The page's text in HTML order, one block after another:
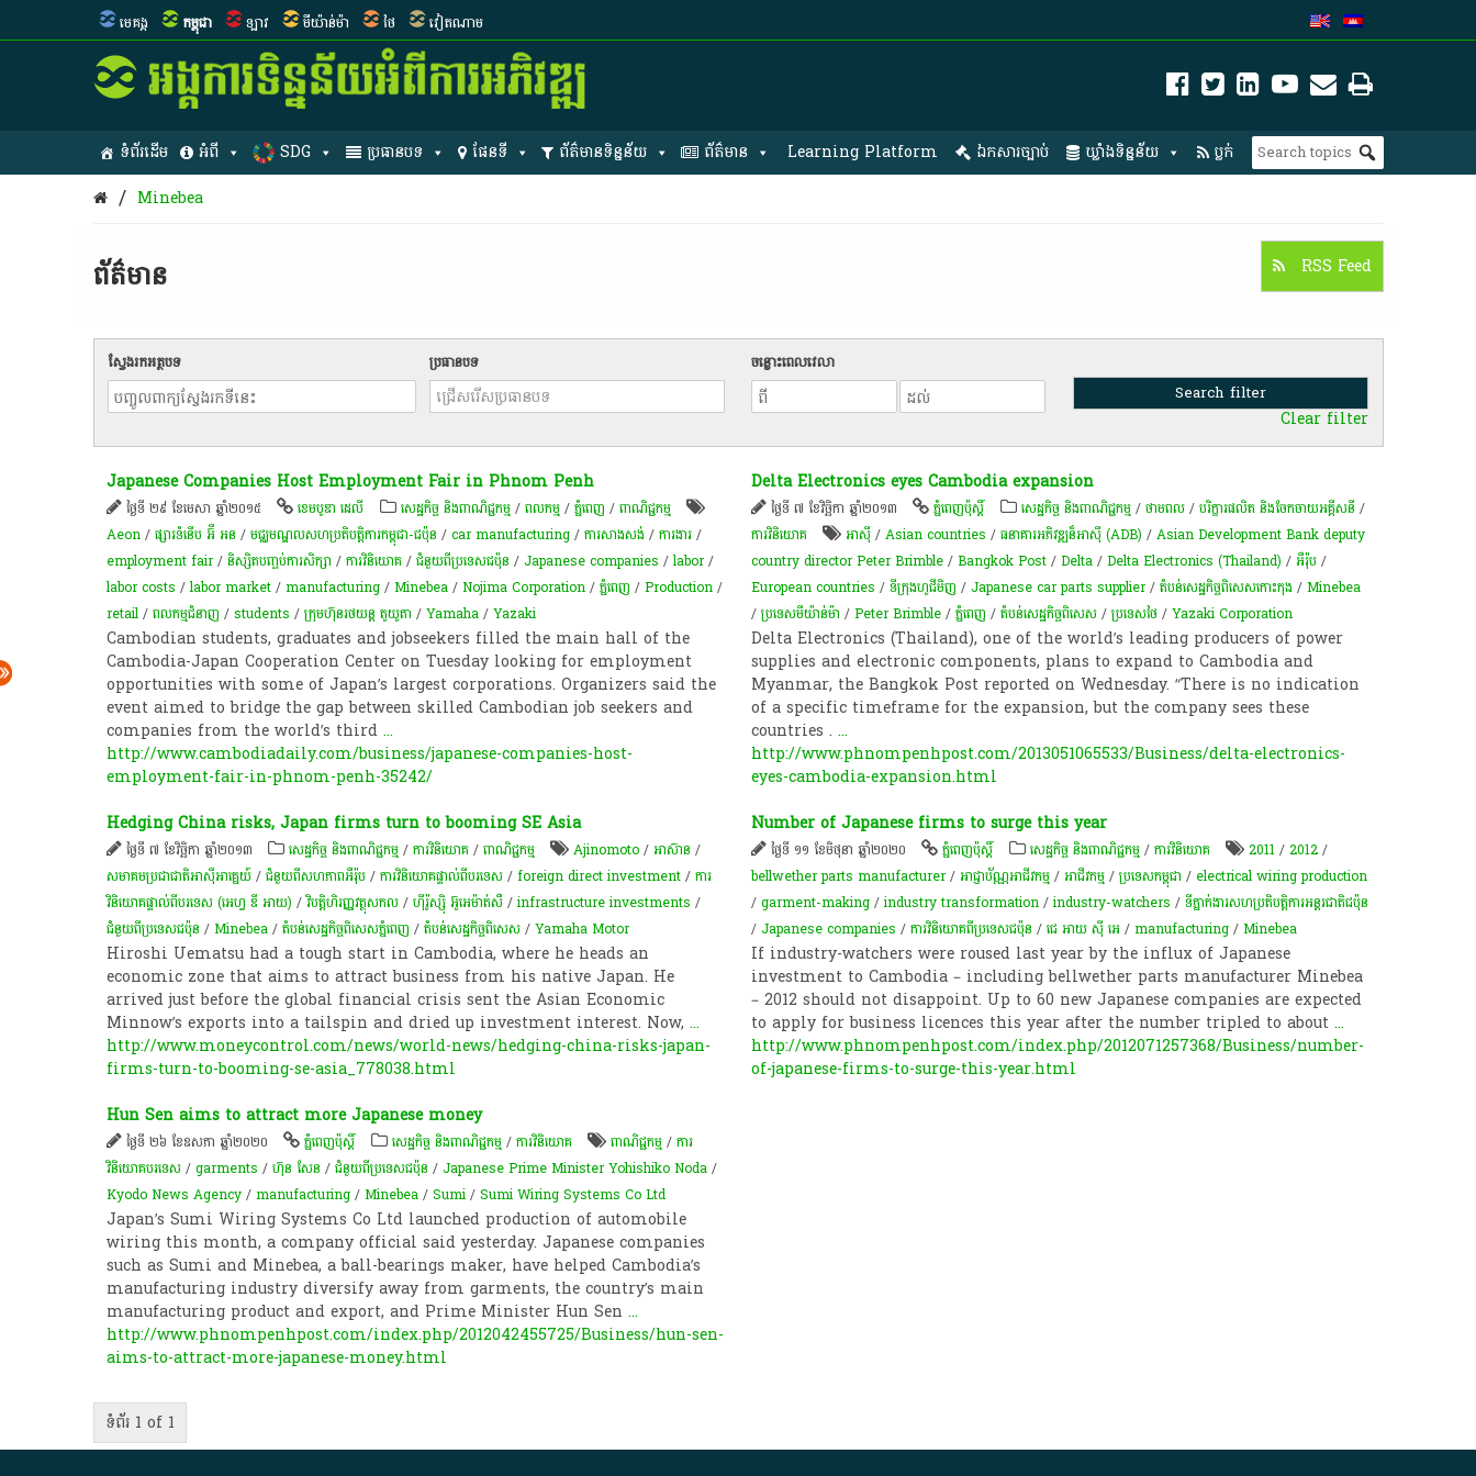
មេគង្គ កម្ពុជា ឡាវ មីយ៉ាន់ម៉ា ថៃ វៀតណាម
ទំព័រដើម អំពី SDG ប្រធានបទ ផែនទី ព័ត៌មានទិន្នន័យ ព័ត៌មាន Learning Platform ឯកសារច្បាប់ ឃ្លាំងទិន្នន័យ ប្លក់
/ Minebea
ព័ត៌មាន​ RSS Feed
ស្វែងរកអត្ថបទ ប្រធានបទ ចន្លោះពេលវេលា
Clear filter
Japanese Companies Host Employment Fair in Phnom Penh
ថ្ងៃទី ២៩ ខែមេសា ឆ្នាំ២០១៥ ខេមបូឌា ដេលី សេដ្ឋកិច្ច និងពាណិជ្ជកម្ម/ពល​កម្ម/ភ្នំពេញ /ពាណិជ្ជកម្ម
Aeon/ផ្សារទំនើប អ៊ី អន /មជ្ឈមណ្ឌល​សហ​​ប្រតិបត្តិការ​កម្ពុជា​-ជប៉ុន /car manufacturing/ការសាងសង់ /ការងារ/
employment fair/និស្សិតបញ្ចប់ការសិក្សា /ការវិនិយោគ/ជំនួយពីប្រទេសជប៉ុន /Japanese companies /labor/
labor costs /labor market/manufacturing/Minebea/Nojima Corporation/ភ្នំពេញ /Production/
retail/ពលកម្មជំនាញ /students /ក្រុមហ៊ុនរថយន្ត តូយូតា /Yamaha/Yazaki
Cambodian students, graduates and jobseekers filled the main hall of the
Cambodia-Japan Cooperation Center on Tuesday looking for employment
opportunities with some of Japan’s largest corporations. Organizers said the
event aimed to bridge the gap between skilled Cambodian job seekers and
companies from the world’s third ...
http://www.cambodiadaily.com/business/japanese-companies-host-
employment-fair-in-phnom-penh-35242/
Delta Electronics eyes Cambodia expansion
ថ្ងៃទី ៧ ខែវិច្ឆិកា ឆ្នាំ២០១៣ ភ្នំពេញប៉ុស្តិ៍ សេដ្ឋកិច្ច និងពាណិជ្ជកម្ម/ថាមពល/បរិក្ខារផលិត និងចែកចាយអគ្គីសនី /
ការវិនិយោគ
អាស៊ី/Asian countries /ធនាគារអភិវឌ្ឍន៏អាស៊ី (ADB) /Asian Development Bank deputy
country director Peter Brimble/Bangkok Post/Delta/Delta Electronics (Thailand) /អឺរ៉ុប/
European countries /ទីក្រុងហូជីមិញ /Japanese car parts supplier/តំបន់​​​សេដ្ឋ​​​កិច្ច​​​ពិសេស​​​កោះ​​​កុង​​​ /Minebea
/ប្រទេសមីយ៉ាន់ម៉ា /Peter Brimble/ភ្នំពេញ /តំបន់សេដ្ឋកិច្ចពិសេស/ប្រទេសថៃ /Yazaki Corporation
Delta Electronics (Thailand), one of the world’s leading producers of power
supplies and electronic components, plans to expand to Cambodia and
Myanmar, the Bangkok Post reported on Wednesday. “There is no indication
of a specific timeframe for the expansion, but the company sees these
countries ....
http://www.phnompenhpost.com/2013051065533/Business/delta-electronics-
eyes-cambodia-expansion.html
Hedging China risks, Japan firms turn to booming SE Asia
ថ្ងៃទី ៧ ខែវិច្ឆិកា ឆ្នាំ២០១៣ សេដ្ឋកិច្ច និងពាណិជ្ជកម្ម/ការវិនិយោគ/ពាណិជ្ជកម្ម Ajinomoto/អាស៊ាន /
សមាគមប្រជាជាតិអាស៊ីអាគ្នេយ៍/ជំនួយពីសហភាពអឺរ៉ុប/ការវិនិយោគផ្ទាល់ពីបរទេស/foreign direct investment/ការ
វិនិយោគផ្ទាល់ពីបរទេស (អេហ្វ ឌី អាយ) /វិបត្តិហិរញ្ញវត្ថុសកល/ហ៊ីរ៉ូស្ស៊ិ អ៊ូអេម៉ាត់សឺ/infrastructure investments /
ជំនួយពីប្រទេសជប៉ុន /Minebea/តំបន់​សេដ្ឋកិច្ច​ពិសេសភ្នំពេញ /តំបន់សេដ្ឋកិច្ចពិសេស/Yamaha Motor
Hiroshi Uematsu had a tough start in Cambodia, where he heads an
economic zone that aims to attract business from his native Japan. He
arrived just before the global financial crisis sent the Asian Economic
Minnow’s exports into a tailspin and dried up investment interest. Now, ...
http://www.moneycontrol.com/news/world-news/hedging-china-risks-japan-
firms-turn-to-booming-se-asia_778038.html
Number of Japanese firms to surge this year
ថ្ងៃទី ១១ ខែមិថុនា ឆ្នាំ២០២០ ភ្នំពេញប៉ុស្តិ៍ សេដ្ឋកិច្ច និងពាណិជ្ជកម្ម/ការវិនិយោគ 2011/2012/
bellwether parts manufacturer/អាជ្ញាប័ណ្ណអាជីវកម្ម/អាជីវកម្ម/ប្រទេសកម្ពុជា / electrical wiring production
/garment-making/industry transformation/industry-watchers /ទីភ្នាក់ងារ​សហប្រតិបត្តិការ​អន្តរជាតិ​ជប៉ុន
/Japanese companies /​ការវិនិយោគ​ពី​ប្រទេស​ជប៉ុន /ជេ អាយ ស៊ី អេ/manufacturing/Minebea
If industry-watchers were roused last year by the influx of Japanese
investment to Cambodia – including bellwether parts manufacturer Minebea
– 2012 should not disappoint. Up to 60 new Japanese companies are expected
to apply for business licences this year after the number tripled to about...
http://www.phnompenhpost.com/index.php/2012071257368/Business/number-
of-japanese-firms-to-surge-this-year.html
Hun Sen aims to attract more Japanese money
ថ្ងៃទី ២៦ ខែឧសភា ឆ្នាំ២០២០ ភ្នំពេញប៉ុស្តិ៍ សេដ្ឋកិច្ច និងពាណិជ្ជកម្ម/ការវិនិយោគ ពាណិជ្ជកម្ម/ការ
វិនិយោគបរទេស/garments /ហ៊ុន សែន /ជំនួយពីប្រទេសជប៉ុន /Japanese Prime Minister Yohishiko Noda/
Kyodo News Agency/manufacturing/Minebea/Sumi/Sumi Wiring Systems Co Ltd
Japan’s Sumi Wiring Systems Co Ltd launched production of automobile
wiring this month, a company official said yesterday. Japanese companies
such as Sumi and Minebea, a ball-bearings maker, have helped Cambodia’s
manufacturing industry diversify away from garments, the country’s main
manufacturing product and export, and Prime Minister Hun Sen ...
http://www.phnompenhpost.com/index.php/2012042455725/Business/hun-sen-
aims-to-attract-more-japanese-money.html
ទំព័រ 1 of 1